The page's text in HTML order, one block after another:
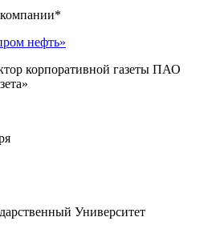
нефть»
корпоративной газеты ПАО
Университет